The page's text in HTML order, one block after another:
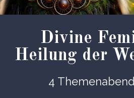
Divine
Heilung der
4